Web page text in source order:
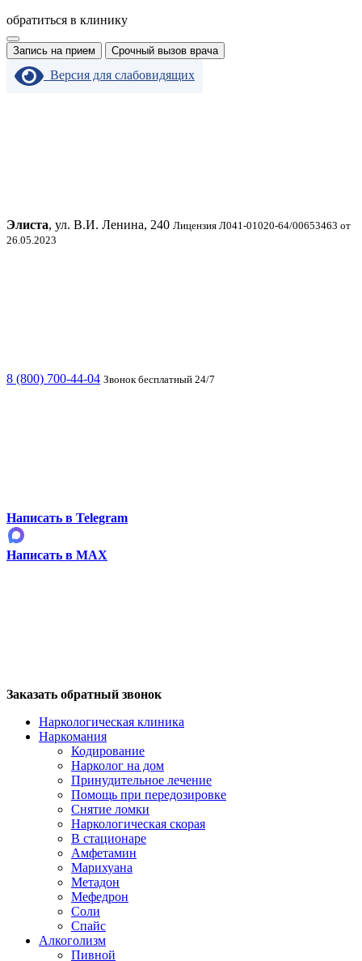
обратиться в клинику
Запись на прием Срочный вызов врача
Версия для слабовидящих
Элиста, ул. В.И. Ленина, 240 Лицензия Л041-01020-64/00653463 от
26.05.2023
8 (800) 700-44-04 Звонок бесплатный 24/7
Написать в Telegram
Написать в MAX
Заказать обратный звонок
Наркологическая клиника
Наркомания
Кодирование
Нарколог на дом
Принудительное лечение
Помощь при передозировке
Снятие ломки
Наркологическая скорая
В стационаре
Амфетамин
Марихуана
Метадон
Мефедрон
Соли
Спайс
Алкоголизм
Пивной